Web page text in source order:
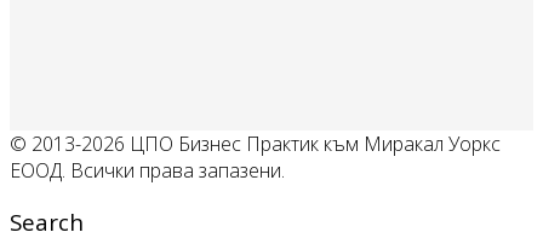
© 2013-2026 ЦПО Бизнес Практик към Миракал Уоркс
ЕООД. Всички права запазени.
Search